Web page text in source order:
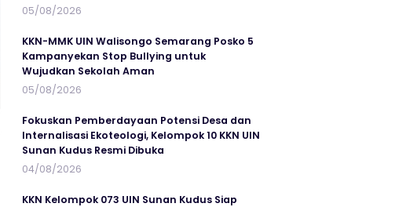
05/08/2026
KKN-MMK UIN Walisongo Semarang Posko 5
Kampanyekan Stop Bullying untuk
Wujudkan Sekolah Aman
05/08/2026
Fokuskan Pemberdayaan Potensi Desa dan
Internalisasi Ekoteologi, Kelompok 10 KKN UIN
Sunan Kudus Resmi Dibuka
04/08/2026
KKN Kelompok 073 UIN Sunan Kudus Siap